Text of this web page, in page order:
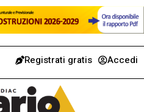
Registrati gratis Accedi